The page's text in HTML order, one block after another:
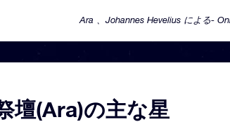
Ara 、Johannes Hevelius による-
壇(Ara)の主な星